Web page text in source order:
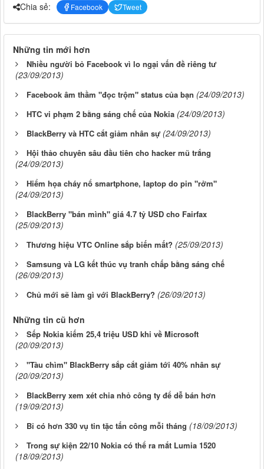
Chia sẻ: Facebook Tweet
Những tin mới hơn
Nhiều người bỏ Facebook vì lo ngại vấn đề riêng tư
(23/09/2013)
Facebook âm thầm "đọc trộm" status của bạn (24/09/2013)
HTC vi phạm 2 bằng sáng chế của Nokia (24/09/2013)
BlackBerry và HTC cắt giảm nhân sự (24/09/2013)
Hội thảo chuyên sâu đầu tiên cho hacker mũ trắng
(24/09/2013)
Hiểm họa cháy nổ smartphone, laptop do pin "rởm"
(24/09/2013)
BlackBerry "bán mình" giá 4.7 tỷ USD cho Fairfax
(25/09/2013)
Thương hiệu VTC Online sắp biến mất? (25/09/2013)
Samsung và LG kết thúc vụ tranh chấp bằng sáng chế
(26/09/2013)
Chủ mới sẽ làm gì với BlackBerry? (26/09/2013)
Những tin cũ hơn
Sếp Nokia kiếm 25,4 triệu USD khi về Microsoft
(20/09/2013)
"Tàu chìm" BlackBerry sắp cắt giảm tới 40% nhân sự
(20/09/2013)
BlackBerry xem xét chia nhỏ công ty để dễ bán hơn
(19/09/2013)
Bỉ có hơn 330 vụ tin tặc tấn công mỗi tháng (18/09/2013)
Trong sự kiện 22/10 Nokia có thể ra mắt Lumia 1520
(18/09/2013)